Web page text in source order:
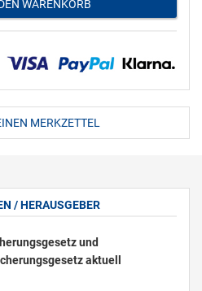
WARENKORB
MERKZETTEL
/ HERAUSGEBER
und
aktuell